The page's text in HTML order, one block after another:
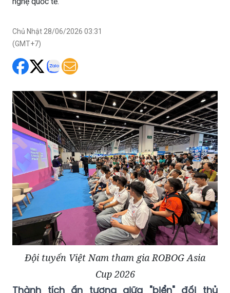
Chủ Nhật 28/06/2026 03:31
Đội tuyển Việt Nam tham gia ROBOG Asia
Cup 2026
Thành tích ấn tượng giữa "biển" đối thủ